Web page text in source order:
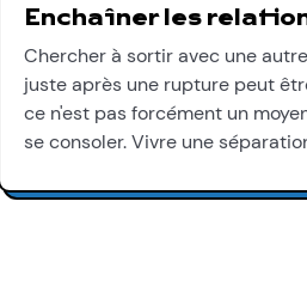
Enchaîner les
Chercher à sortir avec une
juste après une rupture peut
ce n'est pas forcément un
se consoler. Vivre une